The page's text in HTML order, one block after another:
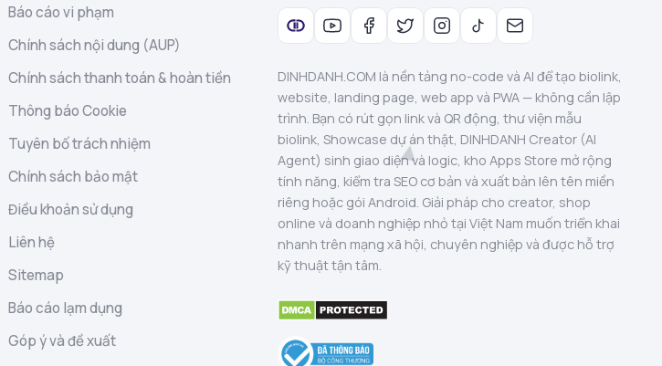
Báo cáo vi phạm
Chính sách nội dung (AUP)
Chính sách thanh toán & hoàn tiền
Thông báo Cookie
Tuyên bố trách nhiệm
Chính sách bảo mật
Điều khoản sử dụng
Liên hệ
Sitemap
Báo cáo lạm dụng
Góp ý và đề xuất
DINHDANH.COM là nền tảng no-code và AI để tạo biolink,
website, landing page, web app và PWA — không cần lập
trình. Bạn có rút gọn link và QR động, thư viện mẫu
biolink, Showcase dự án thật, DINHDANH Creator (AI
Agent) sinh giao diện và logic, kho Apps Store mở rộng
tính năng, kiểm tra SEO cơ bản và xuất bản lên tên miền
riêng hoặc gói Android. Giải pháp cho creator, shop
online và doanh nghiệp nhỏ tại Việt Nam muốn triển khai
nhanh trên mạng xã hội, chuyên nghiệp và được hỗ trợ
kỹ thuật tận tâm.